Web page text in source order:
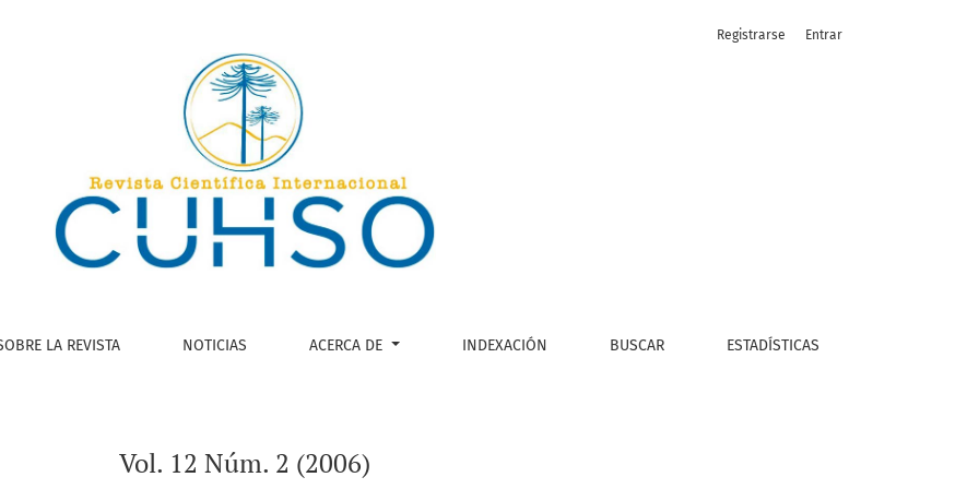
LA REVISTA NOTICIAS ACERCA DE INDEXACIÓN BUSCAR ESTADÍSTICAS
Registrarse Entrar
Vol. 12 Núm. 2 (2006)